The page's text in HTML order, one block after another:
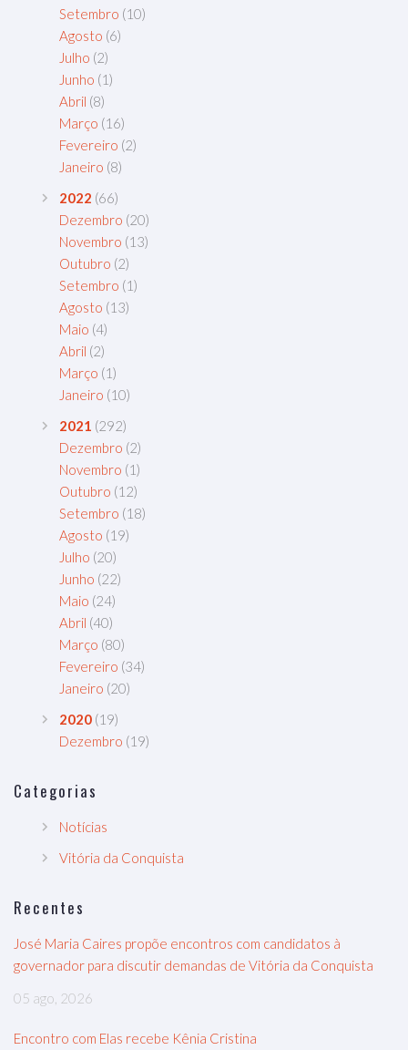
Setembro (10)
Agosto (6)
Julho (2)
Junho (1)
Abril (8)
Março (16)
Fevereiro (2)
Janeiro (8)
2022 (66)
Dezembro (20)
Novembro (13)
Outubro (2)
Setembro (1)
Agosto (13)
Maio (4)
Abril (2)
Março (1)
Janeiro (10)
2021 (292)
Dezembro (2)
Novembro (1)
Outubro (12)
Setembro (18)
Agosto (19)
Julho (20)
Junho (22)
Maio (24)
Abril (40)
Março (80)
Fevereiro (34)
Janeiro (20)
2020 (19)
Dezembro (19)
Categorias
Notícias
Vitória da Conquista
Recentes
José Maria Caires propõe encontros com candidatos à
governador para discutir demandas de Vitória da Conquista
05 ago, 2026
Encontro com Elas recebe Kênia Cristina